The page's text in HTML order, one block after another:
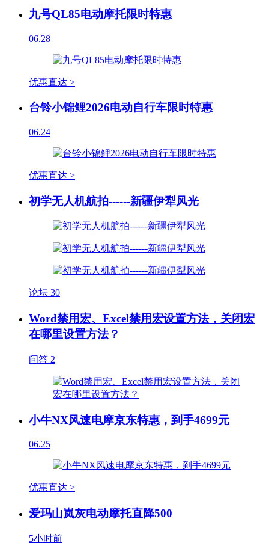
九号QL85电动摩托限时特惠
06.28
优惠直达 >
台铃小锦鲤2026电动自行车限时特惠
06.24
优惠直达 >
初学无人机航拍------新疆伊犁风光
论坛 30
Word禁用宏、Excel禁用宏设置方法，关闭宏
在哪里设置方法？
问答 2
小牛NX风速电摩京东特惠，到手4699元
06.25
优惠直达 >
爱玛山岚灰电动摩托直降500
5小时前